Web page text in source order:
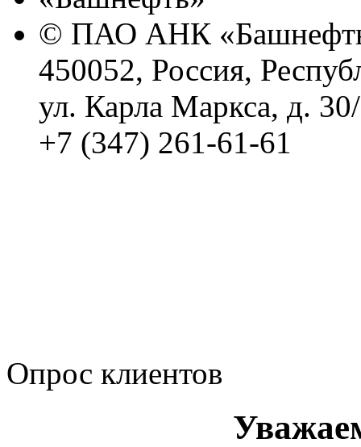
© ПАО АНК
450052, Россия,
ул. Карла Маркса, д.
+7 (347) 261-61-61
Опрос клиентов